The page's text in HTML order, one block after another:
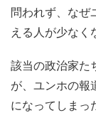
問われず、なぜ
える人が少なく
該当の政治家た
が、ユンホの報
になってしまっ